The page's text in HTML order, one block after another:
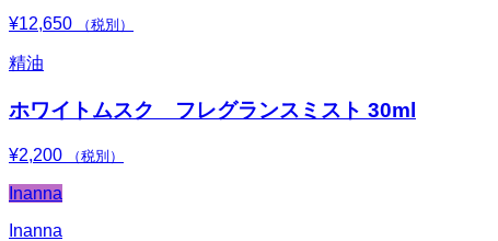
¥12,650 （税別）
精油
ホワイトムスク フレグランスミスト 30ml
¥2,200 （税別）
Inanna
Inanna